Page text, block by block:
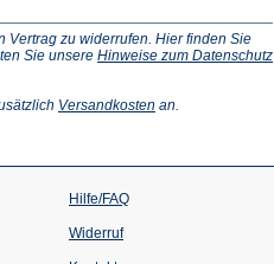
Vertrag zu widerrufen. Hier finden Sie
Sie unsere Hinweise zum Datenschutz
Versandkosten (Öffnet
Tab)
an.
Hilfe/FAQ
Widerruf